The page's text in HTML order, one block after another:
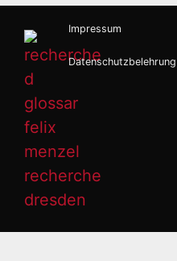
Impressum
Datenschutzbelehrung